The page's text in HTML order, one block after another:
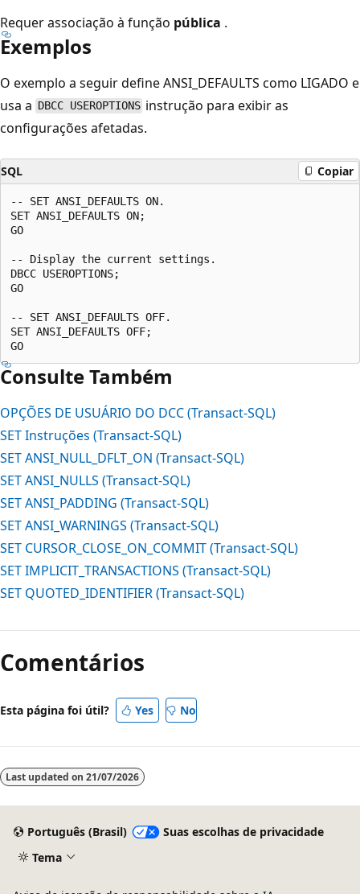
Requer associação à função pública .
Exemplos
O exemplo a seguir define ANSI_DEFAULTS como LIGADO e
usa a DBCC USEROPTIONS instrução para exibir as
configurações afetadas.
SQL Copiar
-- SET ANSI_DEFAULTS ON.
SET ANSI_DEFAULTS ON;
GO
-- Display the current settings.
DBCC USEROPTIONS;
GO
-- SET ANSI_DEFAULTS OFF.
SET ANSI_DEFAULTS OFF;
Consulte Também
OPÇÕES DE USUÁRIO DO DCC (Transact-SQL)
SET Instruções (Transact-SQL)
SET ANSI_NULL_DFLT_ON (Transact-SQL)
SET ANSI_NULLS (Transact-SQL)
SET ANSI_PADDING (Transact-SQL)
SET ANSI_WARNINGS (Transact-SQL)
SET CURSOR_CLOSE_ON_COMMIT (Transact-SQL)
SET IMPLICIT_TRANSACTIONS (Transact-SQL)
SET QUOTED_IDENTIFIER (Transact-SQL)
Comentários
Esta página foi útil? Yes No
Last updated on 21/07/2026
Português (Brasil)
Suas escolhas de privacidade
Tema